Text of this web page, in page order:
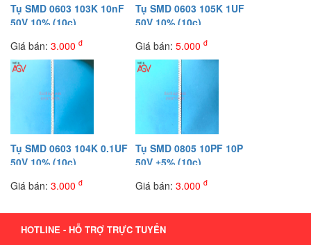
Tụ SMD 0603 103K 10nF
50V 10% (10c)
Giá bán: 3.000 đ
Tụ SMD 0603 105K 1UF
50V 10% (10c)
Giá bán: 5.000 đ
Tụ SMD 0603 104K 0.1UF
50V 10% (10c)
Giá bán: 3.000 đ
Tụ SMD 0805 10PF 10P
50V ±5% (10c)
Giá bán: 3.000 đ
HOTLINE - HỖ TRỢ TRỰC TUYẾN